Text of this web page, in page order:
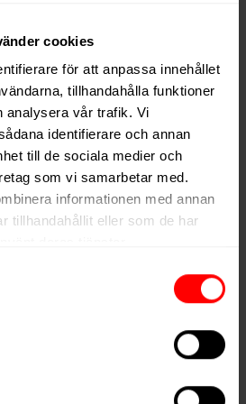
cookies
för att anpassa innehållet
tillhandahålla funktioner
analysera vår trafik. Vi
identifierare och annan
till de sociala medier och
som vi samarbetar med.
informationen med annan
tillhandahållit eller som de har
who may receive and
Vitt Snus
Lakrits
Slim
Normal
8,0 mg/g
4,4 mg
88 mg